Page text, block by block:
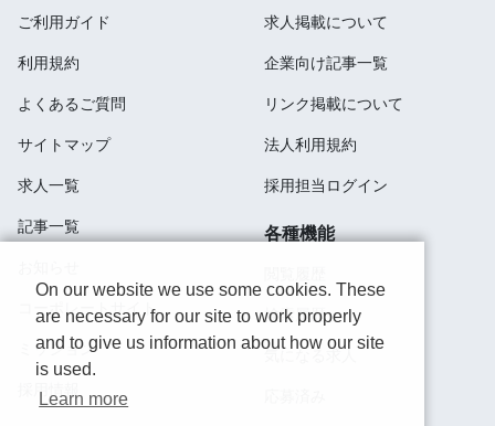
ご利用ガイド
利用規約
よくあるご質問
サイトマップ
求人一覧
記事一覧
コーポレートサイト
ミッション
採用情報
求人掲載について
企業向け記事一覧
リンク掲載について
法人利用規約
採用担当ログイン
各種機能
検索履歴
気になる求人
On our website we use some cookies. These
are necessary for our site to work properly
and to give us information about how our site
is used.
Learn more